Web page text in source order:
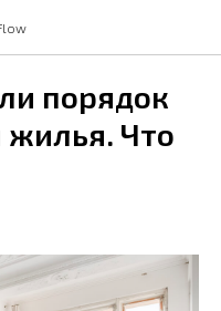
порядок
жилья. Что